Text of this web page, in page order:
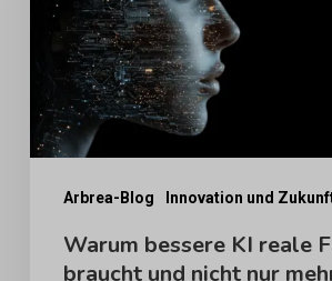
Arbrea-Blog Innovation und
Fälle
braucht
und
nicht
nur
mehr
DatenWarum bessere KI reale
braucht und nicht nur